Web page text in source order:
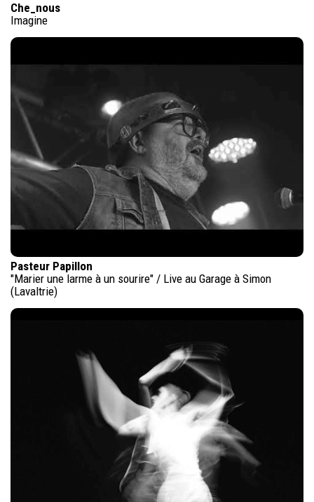
Che_nous
Imagine
Pasteur Papillon
"Marier une larme à un sourire" / Live au Garage à Simon
(Lavaltrie)